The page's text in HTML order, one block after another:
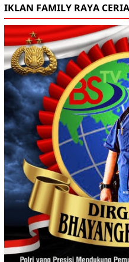
IKLAN FAMILY RAYA CERIA